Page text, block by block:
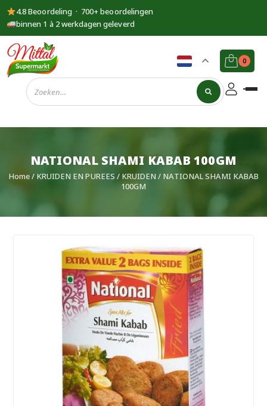
4.8 Beoordeling · 700+ beoordelingen
binnen 1 à 2 werkdagen geleverd
Supermarkt
Mittal
0
NATIONAL SHAMI KABAB 100GM
Home/ KRUIDEN EN PUREES / KRUIDEN/ NATIONAL SHAMI KABAB
100GM